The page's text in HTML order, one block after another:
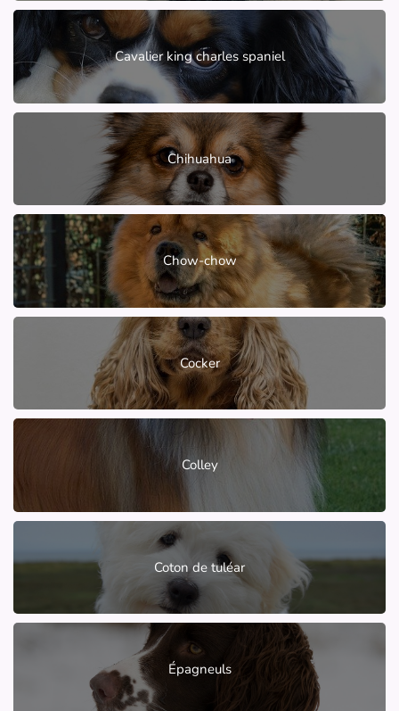
Cavalier king charles spaniel
Chihuahua
Chow-chow
Cocker
Colley
Coton de tuléar
Épagneuls